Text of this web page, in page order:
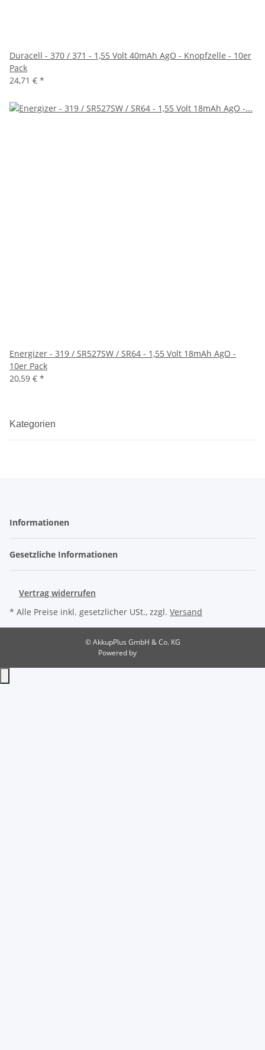
Duracell - 370 / 371 - 1,55 Volt 40mAh AgO - Knopfzelle - 10er
Pack
24,71 € *
Energizer - 319 / SR527SW / SR64 - 1,55 Volt 18mAh AgO -
10er Pack
20,59 € *
Kategorien
Informationen
Gesetzliche Informationen
Vertrag widerrufen
* Alle Preise inkl. gesetzlicher USt., zzgl. Versand
© AkkupPlus GmbH & Co. KG
Powered by